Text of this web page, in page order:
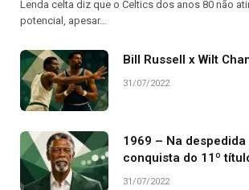
Lenda celta diz que o Celtics dos anos 80 não
potencial, apesar…
Bill Russell x Wilt
31/07/2022
1969 – Na despedida
conquista do 11º
31/07/2022